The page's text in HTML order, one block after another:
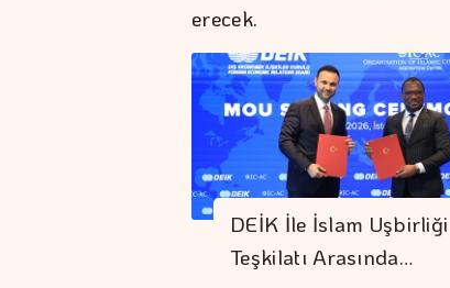
erecek.
DEİK İle İslam Uşbirliği
Teşkilatı Arasında…